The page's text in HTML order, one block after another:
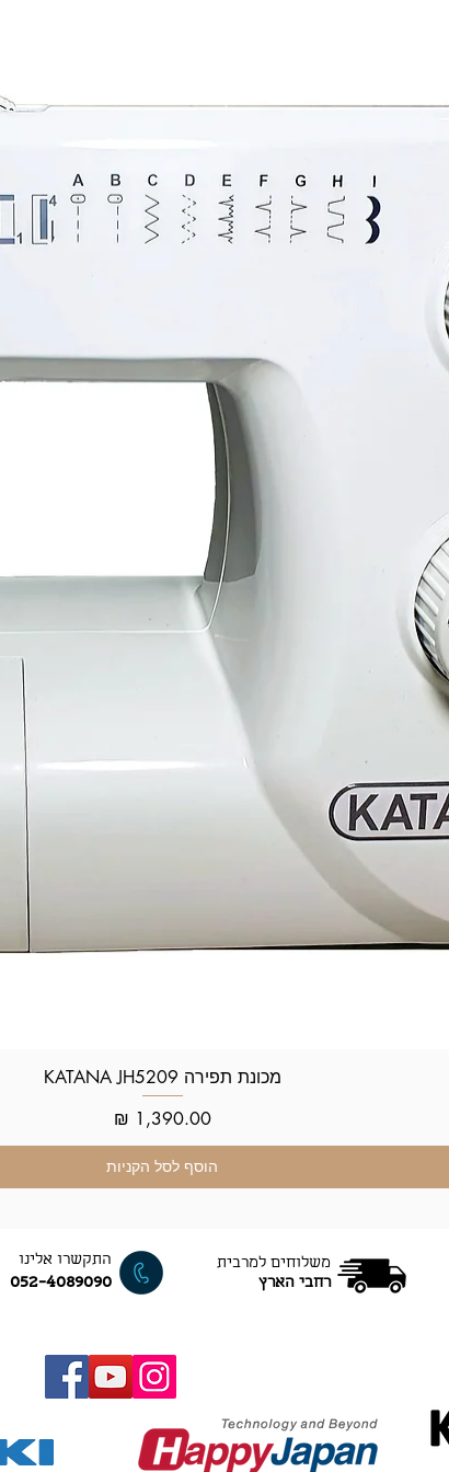
תצוגה מהירהמכונת תפירה KATANA JH5209
מחיר‏1,390.00 ‏₪
הוסף לסל הקניות
התקשרו אלינו
052-4089090
משלוחים למרבית
רחבי הארץ